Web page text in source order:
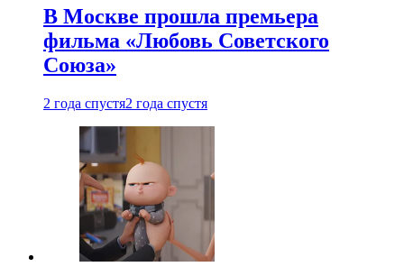
В Москве прошла премьера
фильма «Любовь Советского
Союза»
2 года спустя2 года спустя